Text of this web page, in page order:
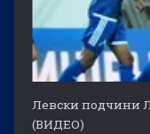
Левски подчини
(ВИДЕО)